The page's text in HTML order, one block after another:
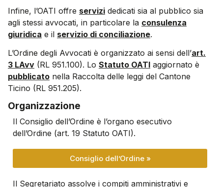
Infine, l’OATI offre servizi dedicati sia al pubblico sia
agli stessi avvocati, in particolare la consulenza
giuridica e il servizio di conciliazione.
L’Ordine degli Avvocati è organizzato ai sensi dell’art.
3 LAvv (RL 951.100). Lo Statuto OATI aggiornato è
pubblicato nella Raccolta delle leggi del Cantone
Ticino (RL 951.205).
Organizzazione
Il Consiglio dell’Ordine è l’organo esecutivo
dell’Ordine (art. 19 Statuto OATI).
Consiglio dell’Ordine »
Il Segretariato assolve i compiti amministrativi e